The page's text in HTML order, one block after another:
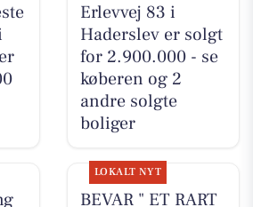
Erlevvej 83 i
Haderslev er solgt
for 2.900.000 - se
køberen og 2
andre solgte
boliger
LOKALT NYT
BEVAR " ET RART